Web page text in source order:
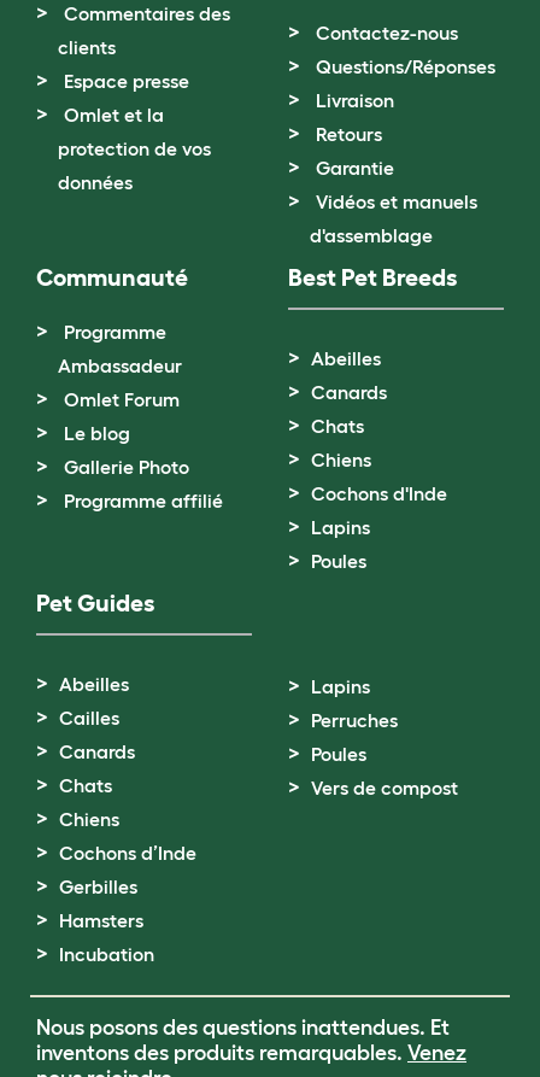
Commentaires des
clients
Espace presse
Omlet et la
protection de vos
données
Contactez-nous
Questions/Réponses
Livraison
Retours
Garantie
Vidéos et manuels
d'assemblage
Communauté
Programme
Ambassadeur
Omlet Forum
Le blog
Gallerie Photo
Programme affilié
Best Pet Breeds
Abeilles
Canards
Chats
Chiens
Cochons d'Inde
Lapins
Poules
Pet Guides
Abeilles
Cailles
Canards
Chats
Chiens
Cochons d’Inde
Gerbilles
Hamsters
Incubation
Lapins
Perruches
Poules
Vers de compost
Nous posons des questions inattendues. Et
inventons des produits remarquables. Venez